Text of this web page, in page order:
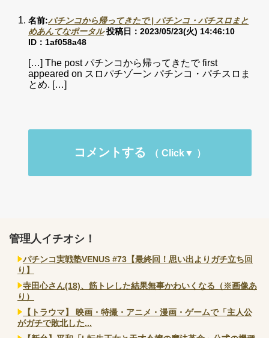
名前:パチンコから帰ってきたで | パチンコ・パチスロまと
めあんてなポータル 投稿日：2023/05/23(火) 14:46:10
ID：1af058a48
[…] The post パチンコから帰ってきたで first
appeared on スロパチゾーン パチンコ・パチスロま
とめ. […]
コメントする
管理人イチオシ！
パチンコ実戦塾VENUS #73【最終回！思い出よりガチ立ち回
り】
寺田心さん(18)、筋トレした結果無事かわいくなる（※画像あ
り）
【トラウマ】 映画・特撮・アニメ・漫画・ゲームで「主人公
がガチで敗北した...